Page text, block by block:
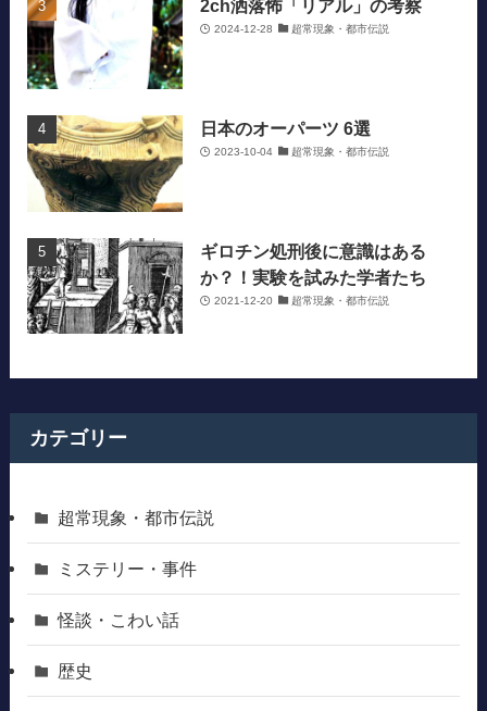
2ch洒落怖「リアル」の考察
2024-12-28 超常現象・都市伝説
日本のオーパーツ 6選
2023-10-04 超常現象・都市伝説
ギロチン処刑後に意識はある
か？！実験を試みた学者たち
2021-12-20 超常現象・都市伝説
カテゴリー
超常現象・都市伝説
ミステリー・事件
怪談・こわい話
歴史